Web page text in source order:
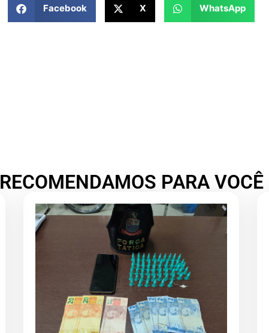
Facebook X WhatsApp
RECOMENDAMOS PARA VOCÊ